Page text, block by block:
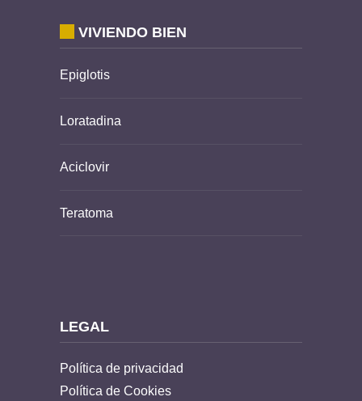
VIVIENDO BIEN
Epiglotis
Loratadina
Aciclovir
Teratoma
LEGAL
Política de privacidad
Política de Cookies